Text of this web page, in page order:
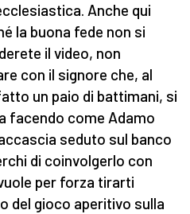
Anche qui
la buona fede non si
il video, non
con il signore che, al
un paio di battimani, si
facendo come Adamo
seduto sul banco
di coinvolgerlo con
per forza tirarti
del gioco aperitivo sulla